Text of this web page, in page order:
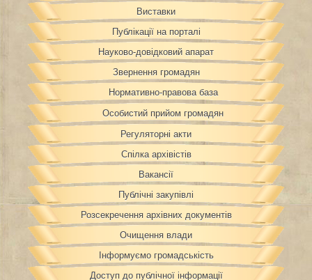
Виставки
Публікації на порталі
Науково-довідковий апарат
Звернення громадян
Нормативно-правова база
Особистий прийом громадян
Регуляторні акти
Спілка архівістів
Вакансії
Публічні закупівлі
Розсекречення архівних документів
Очищення влади
Інформуємо громадськість
Доступ до публічної інформації